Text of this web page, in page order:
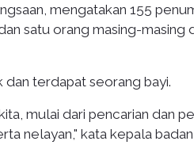
mengatakan 155
satu orang masing-masing
dan terdapat seorang bayi.
mulai dari pencarian dan
nelayan," kata kepala